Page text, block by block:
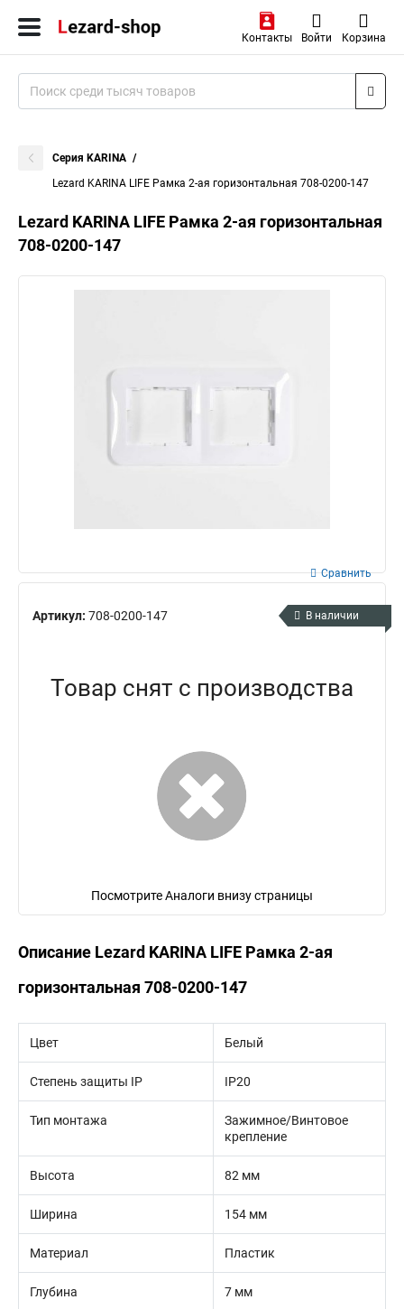
Контакты Войти Корзина
Серия KARINA
Lezard KARINA LIFE Рамка 2-ая горизонтальная 708-0200-147
Lezard KARINA LIFE Рамка 2-ая горизонтальная
708-0200-147
Артикул: 708-0200-147
Сравнить
В наличии
Товар снят с производства
Посмотрите Аналоги внизу страницы
Описание Lezard KARINA LIFE Рамка 2-ая
горизонтальная 708-0200-147
Цвет Белый
Степень защиты IP IP20
Тип монтажа
Зажимное/Винтовое
крепление
Высота 82 мм
Ширина 154 мм
Материал Пластик
Глубина 7 мм